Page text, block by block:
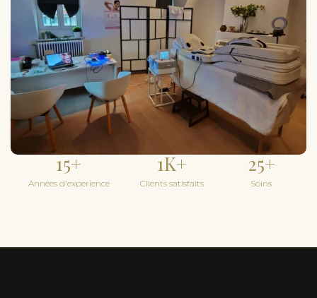
Années d'experience
15+
Clients satisfaits
1K+
Soins
25+